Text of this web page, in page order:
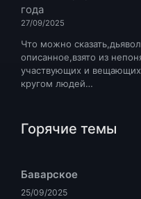
года
27/09/2025
Что можно
описанное,взято из
участвующих и
кругом людей…
Горячие темы
Баварское
25/09/2025